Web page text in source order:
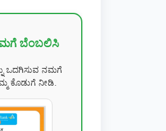
ಬೆಂಬಲಿಸಿ
ಒದಗಿಸುವ ನಮಗೆ
ಕೊಡುಗೆ ನೀಡಿ.